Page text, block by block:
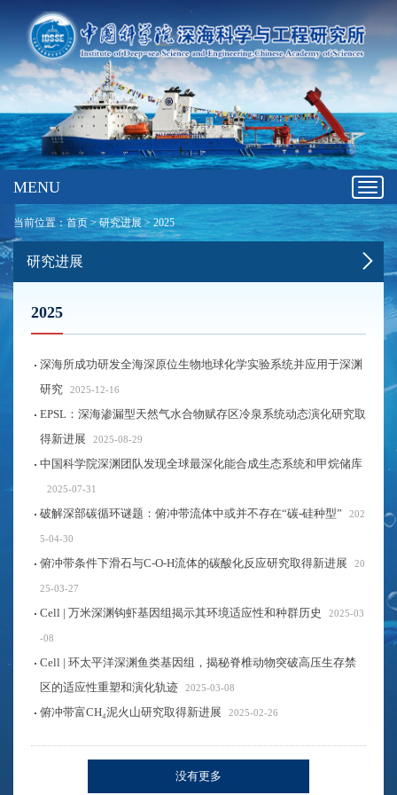
MENU
当前位置：首页 >研究进展>2025
研究进展
2025
深海所成功研发全海深原位生物地球化学实验系统并应用于深渊
研究
2025-12-16
EPSL：深海渗漏型天然气水合物赋存区冷泉系统动态演化研究取
得新进展
2025-08-29
中国科学院深渊团队发现全球最深化能合成生态系统和甲烷储库
2025-07-31
破解深部碳循环谜题：俯冲带流体中或并不存在“碳-硅种型” 202
5-04-30
俯冲带条件下滑石与C-O-H流体的碳酸化反应研究取得新进展 20
25-03-27
Cell | 万米深渊钩虾基因组揭示其环境适应性和种群历史 2025-03
-08
Cell | 环太平洋深渊鱼类基因组，揭秘脊椎动物突破高压生存禁
区的适应性重塑和演化轨迹
2025-03-08
俯冲带富CH₄泥火山研究取得新进展 2025-02-26
没有更多